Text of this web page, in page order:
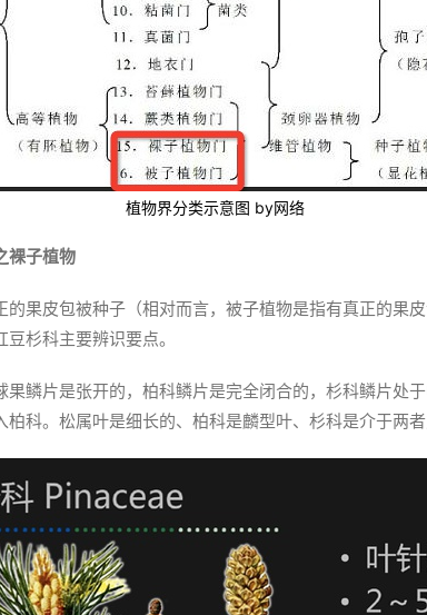
植物界分类示意图 by网络
裸子植物
的果皮包被种子（相对而言，被子植物是指有真正的果
杉科主要辨识要点。
果鳞片是张开的，柏科鳞片是完全闭合的，杉科鳞片处
科。松属叶是细长的、柏科是麟型叶、杉科是介于两者